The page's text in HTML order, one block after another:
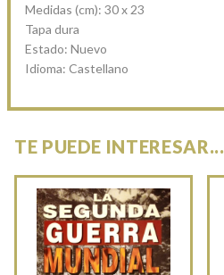
Medidas (cm): 30 x 23
Tapa dura
Estado: Nuevo
Idioma: Castellano
TE PUEDE INTERESAR...